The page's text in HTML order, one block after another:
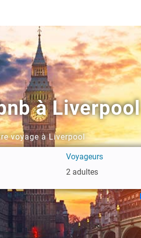
à Liverpool
voyage à Liverpool
Voyageurs
2 adultes